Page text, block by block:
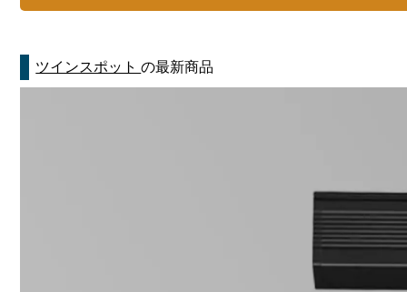
ツインスポットの最新商品